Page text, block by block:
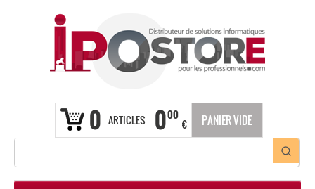
0 ARTICLES 000
€ PANIER VIDE